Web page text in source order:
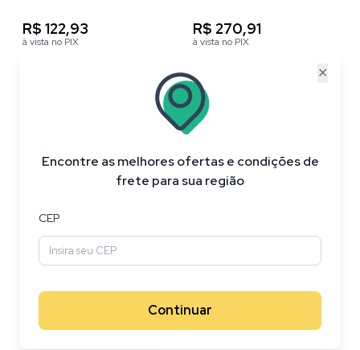
✕
Encontre as melhores ofertas e condições de
frete para sua região
CEP
Continuar
R$ 122,93
à vista no PIX
R$ 270,91
à vista no PIX
Cricut Value Iron-On-
Glitter , Filme de Recorte
Cricut Value Iron-On ,
Preto (30,5 cm x 3 m) –